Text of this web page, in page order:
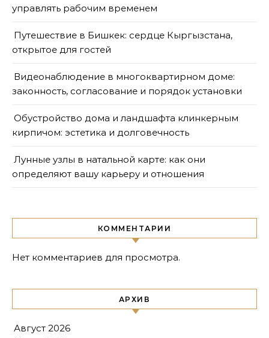
управлять рабочим временем
Путешествие в Бишкек: сердце Кыргызстана,
открытое для гостей
Видеонаблюдение в многоквартирном доме:
законность, согласование и порядок установки
Обустройство дома и ландшафта клинкерным
кирпичом: эстетика и долговечность
Лунные узлы в натальной карте: как они
определяют вашу карьеру и отношения
КОММЕНТАРИИ
Нет комментариев для просмотра.
АРХИВ
Август 2026